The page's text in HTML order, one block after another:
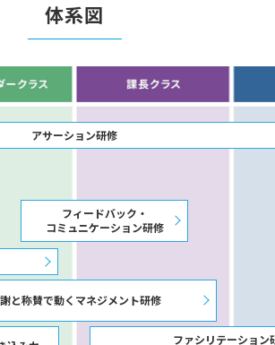
体系図
と称賛で動くマネジメント研修
ファシリテーション
アサーション研修
フィードバック・
コミュニケーション研修